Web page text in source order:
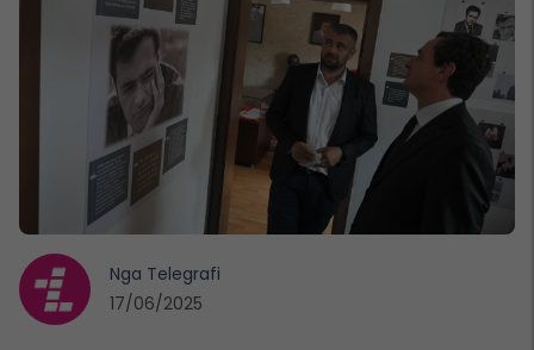
Nga Telegrafi
17/06/2025